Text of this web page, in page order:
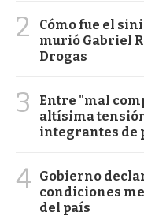
2
Cómo fue el
murió Gabriel
Drogas
3
Entre "mal
altísima
integrantes de
4 Gobierno
condiciones
del país